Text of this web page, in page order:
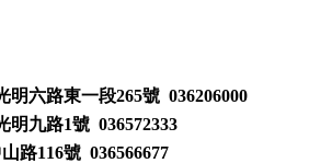
六路東一段265號 036206000
九路1號 036572333
116號 036566677